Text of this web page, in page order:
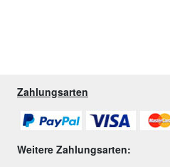
Zahlungsarten
Weitere Zahlungsarten: